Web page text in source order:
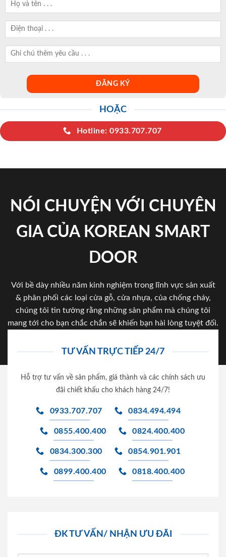
HOẶC
Hotline: 0933.707.707
NÓI CHUYỆN VỚI CHUYÊN
GIA CỦA KOREAN SMART
DOOR
Với bề dày nhiều năm kinh nghiệm trong lĩnh vực sản xuất
& phân phối các loại cửa gỗ, cửa nhựa, của chống cháy,
chúng tôi tin tưởng rằng những sản phẩm mà chúng tôi
mang tới cho bạn chắc chắn sẽ khiến bạn hài lòng tuyệt đối.
TƯ VẤN TRỰC TIẾP 24/7
Hỗ trợ tư vấn về sản phẩm, giá thành và các chính sách ưu
đãi chiết khấu cho khách hàng 24/7!
0933.707.707 0834.494.494
0855.400.400 0824.400.400
0834.300.300 0854.901.901
0899.400.400 0818.400.400
ĐK TƯ VẤN/ NHẬN ƯU ĐÃI